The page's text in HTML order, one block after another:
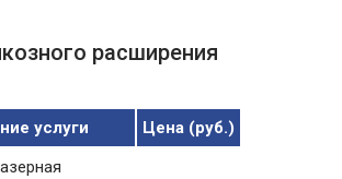
расширения
услуги
Цена (руб.)